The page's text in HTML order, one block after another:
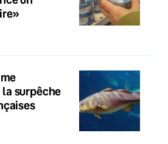
surpêche